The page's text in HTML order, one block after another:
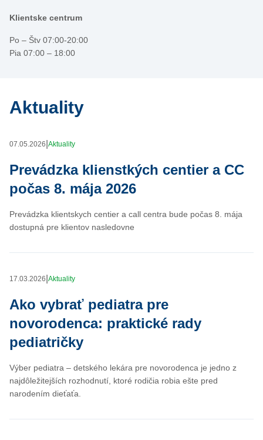
Klientske centrum
Po – Štv 07:00-20:00
Pia 07:00 – 18:00
Aktuality
07.05.2026 Aktuality
Prevádzka klienstkých centier a CC
počas 8. mája 2026
Prevádzka klientskych centier a call centra bude počas 8. mája
dostupná pre klientov nasledovne
17.03.2026 Aktuality
Ako vybrať pediatra pre
novorodenca: praktické rady
pediatričky
Výber pediatra – detského lekára pre novorodenca je jedno z
najdôležitejších rozhodnutí, ktoré rodičia robia ešte pred
narodením dieťaťa.